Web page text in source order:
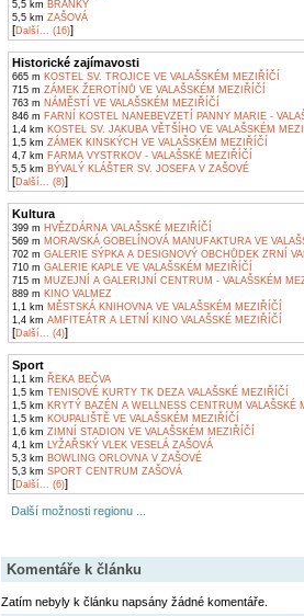
5,5 km BRANKY
5,5 km ZAŠOVÁ
[Další... (16)]
Historické zajímavosti
665 m KOSTEL SV. TROJICE VE VALAŠSKÉM MEZIŘÍČÍ
715 m ZÁMEK ŽEROTÍNŮ VE VALAŠSKÉM MEZIŘÍČÍ
763 m NÁMĚSTÍ VE VALAŠSKÉM MEZIŘÍČÍ
846 m FARNÍ KOSTEL NANEBEVZETÍ PANNY MARIE -
1,4 km KOSTEL SV. JAKUBA VĚTŠÍHO VE VALAŠSKÉM
1,5 km ZÁMEK KINSKÝCH VE VALAŠSKÉM MEZIŘÍČÍ
4,7 km FARMA VYSTRKOV - VALAŠSKÉ MEZIŘÍČÍ
5,5 km BÝVALÝ KLÁŠTER SV. JOSEFA V ZAŠOVÉ
[Další... (8)]
Kultura
399 m HVĚZDÁRNA VALAŠSKÉ MEZIŘÍČÍ
569 m MORAVSKÁ GOBELÍNOVÁ MANUFAKTURA VE
702 m GALERIE SÝPKA A DESIGNOVÝ OBCHŮDEK ZRNÍ
710 m GALERIE KAPLE VE VALAŠSKÉM MEZIŘÍČÍ
715 m MUZEJNÍ A GALERIJNÍ CENTRUM - VALAŠSKÉM
889 m KINO VALMEZ
1,1 km MĚSTSKÁ KNIHOVNA VE VALAŠSKÉM MEZIŘÍČÍ
1,4 km AMFITEÁTR A LETNÍ KINO VALAŠSKÉ MEZIŘÍČÍ
[Další... (4)]
Sport
1,1 km ŘEKA BEČVA
1,5 km TENISOVÉ KURTY TK DEZA VALAŠSKÉ MEZIŘÍČÍ
1,5 km KRYTÝ BAZÉN A WELLNESS CENTRUM VALAŠSKÉ
1,5 km KOUPALIŠTĚ VE VALAŠSKÉM MEZIŘÍČÍ
1,6 km ZIMNÍ STADION VE VALAŠSKÉM MEZIŘÍČÍ
4,1 km LYŽAŘSKÝ VLEK VESELÁ ZAŠOVÁ
5,3 km BOWLING ORLOVNA V ZAŠOVÉ
5,3 km SPORT CENTRUM ZAŠOVÁ
[Další... (6)]
Další možnosti regionu ...
Komentáře k článku
Zatím nebyly k článku napsány žádné komentáře.